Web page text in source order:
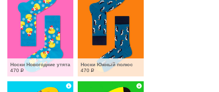
Носки Новогодние утята
470 Р
Носки Южный полюс
470 Р